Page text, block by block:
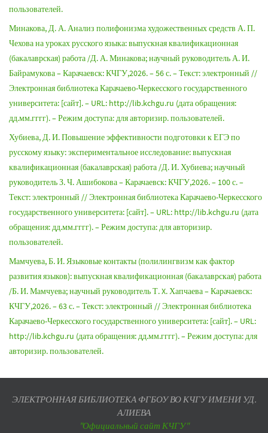
пользователей.
Минакова, Д. А. Анализ полифонизма художественных средств А. П.
Чехова на уроках русского языка: выпускная квалификационная
(бакалаврская) работа /Д. А. Минакова; научный руководитель А. И.
Байрамукова – Карачаевск: КЧГУ,2026. – 56 с. – Текст: электронный //
Электронная библиотека Карачаево-Черкесского государственного
университета: [сайт]. – URL: http://lib.kchgu.ru (дата обращения:
дд.мм.гггг). – Режим доступа: для авторизир. пользователей.
Хубиева, Д. И. Повышение эффективности подготовки к ЕГЭ по
русскому языку: экспериментальное исследование: выпускная
квалификационная (бакалаврская) работа /Д. И. Хубиева; научный
руководитель З. Ч. Ашибокова – Карачаевск: КЧГУ,2026. – 100 с. –
Текст: электронный // Электронная библиотека Карачаево-Черкесского
государственного университета: [сайт]. – URL: http://lib.kchgu.ru (дата
обращения: дд.мм.гггг). – Режим доступа: для авторизир.
пользователей.
Мамчуева, Б. И. Языковые контакты (полилингвизм как фактор
развития языков): выпускная квалификационная (бакалаврская) работа
/Б. И. Мамчуева; научный руководитель Т. X. Хапчаева – Карачаевск:
КЧГУ,2026. – 63 с. – Текст: электронный // Электронная библиотека
Карачаево-Черкесского государственного университета: [сайт]. – URL:
http://lib.kchgu.ru (дата обращения: дд.мм.гггг). – Режим доступа: для
авторизир. пользователей.
ЭЛЕКТРОННАЯ БИБЛИОТЕКА ФГБОУ ВО КЧГУ ИМЕНИ УД.
АЛИЕВА
"Официальный сайт КЧГУ"